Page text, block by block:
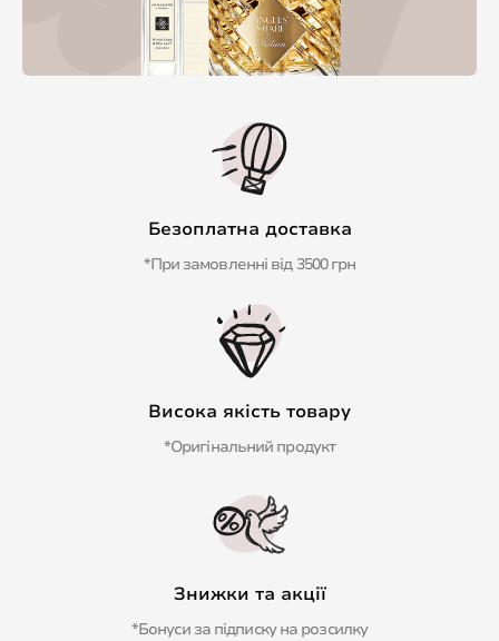
Безоплатна доставка
*При замовленні від 3500 грн
Висока якість товару
*Оригінальний продукт
Знижки та акції
*Бонуси за підписку на розсилку